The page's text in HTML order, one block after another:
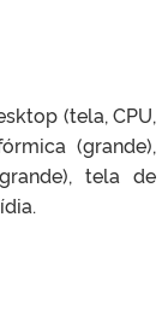
(tela, CPU,
(grande),
tela de